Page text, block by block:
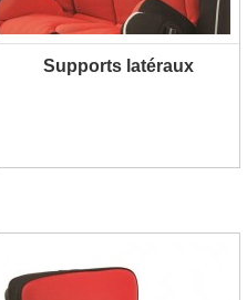
Supports latéraux
PLUS D'INFORMATION